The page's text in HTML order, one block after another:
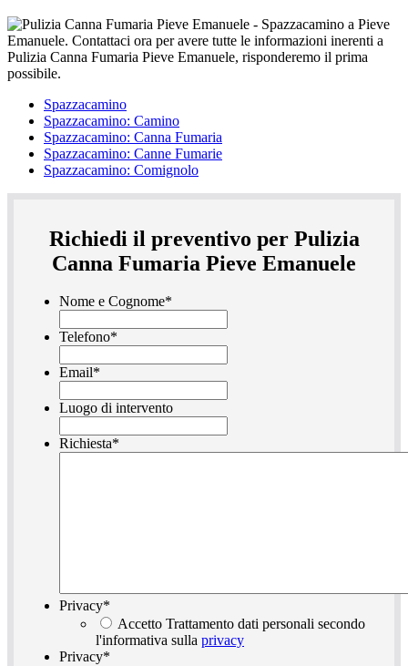
Spazzacamino
Spazzacamino: Camino
Spazzacamino: Canna Fumaria
Spazzacamino: Canne Fumarie
Spazzacamino: Comignolo
Richiedi il preventivo per Pulizia
Canna Fumaria Pieve Emanuele
Nome e Cognome*
Telefono*
Email*
Luogo di intervento
Richiesta*
Privacy*
Accetto Trattamento dati personali secondo
l'informativa sulla privacy
Privacy*